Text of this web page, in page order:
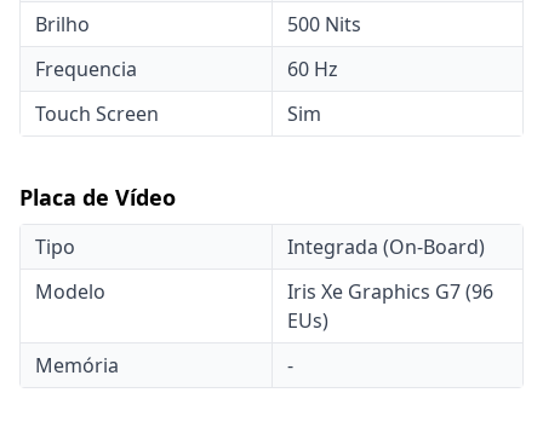
Brilho
500 Nits
Frequencia
60 Hz
Touch Screen
Sim
Placa de Vídeo
Tipo
Integrada (On-Board)
Modelo
Iris Xe Graphics G7 (96
EUs)
Memória
-